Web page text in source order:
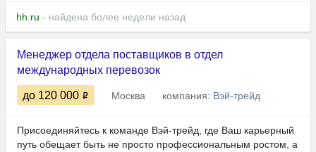
hh.ru - найдена более недели назад
Менеджер отдела поставщиков в отдел
международных перевозок
до 120 000 Москва компания: Вэй-трейд
Присоединяйтесь к команде Вэй-трейд, где Ваш карьерный
путь обещает быть не просто профессиональным ростом, а